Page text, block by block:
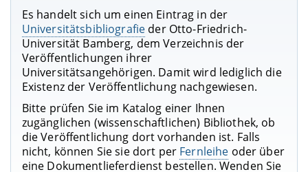
,Projekten ,Forschungsdaten
und
Auszeichnungen
von Universitätsangehörigen
sowieEinrichtungen
der Universität. Es ist
gleichzeitig Universitätsbibliografie für
Publikationen und Forschungsdaten sowie das
institutionelle Repositorium, in dem
wissenschaftliche Publikationen von Mitgliedern
der Universität veröffentlicht werden.
Es handelt sich um einen Eintrag in der
Universitätsbibliografie der Otto-Friedrich-
Universität Bamberg, dem Verzeichnis der
Veröffentlichungen ihrer
Universitätsangehörigen. Damit wird lediglich die
Existenz der Veröffentlichung nachgewiesen.
Bitte prüfen Sie im Katalog einer Ihnen
zugänglichen (wissenschaftlichen) Bibliothek, ob
die Veröffentlichung dort vorhanden ist. Falls
nicht, können Sie sie dort per Fernleihe oder über
eine Dokumentlieferdienst bestellen. Wenden Sie